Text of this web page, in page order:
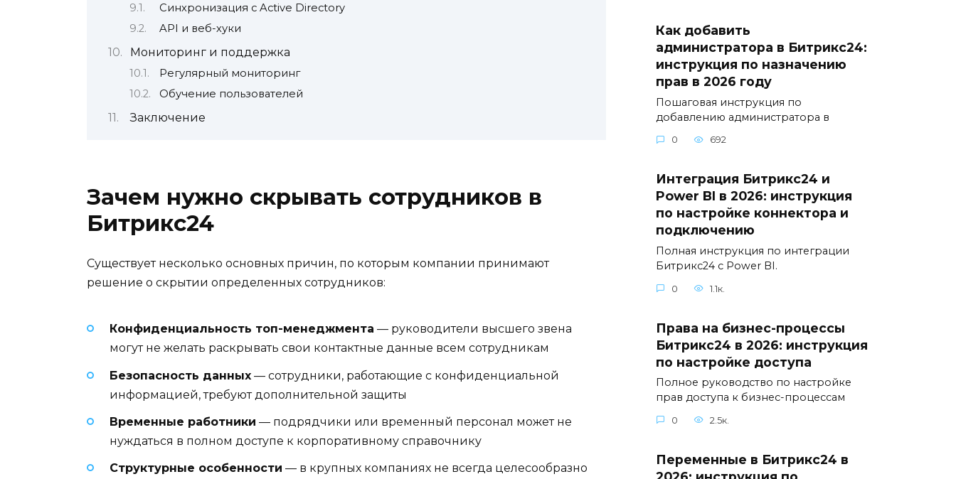
Синхронизация с Active Directory
API и веб-хуки
Мониторинг и поддержка
Регулярный мониторинг
Обучение пользователей
Заключение
Зачем нужно скрывать сотрудников в
Битрикс24
Существует несколько основных причин, по которым компании принимают
решение о скрытии определенных сотрудников:
Конфиденциальность топ-менеджмента — руководители высшего звена
могут не желать раскрывать свои контактные данные всем сотрудникам
Безопасность данных — сотрудники, работающие с конфиденциальной
информацией, требуют дополнительной защиты
Временные работники — подрядчики или временный персонал может не
нуждаться в полном доступе к корпоративному справочнику
Структурные особенности — в крупных компаниях не всегда целесообразно
Как добавить
администратора в Битрикс24:
инструкция по назначению
прав в 2026 году
Пошаговая инструкция по
добавлению администратора в
0 692
Интеграция Битрикс24 и
Power BI в 2026: инструкция
по настройке коннектора и
подключению
Полная инструкция по интеграции
Битрикс24 с Power BI.
0 1.1к.
Права на бизнес-процессы
Битрикс24 в 2026: инструкция
по настройке доступа
Полное руководство по настройке
прав доступа к бизнес-процессам
0 2.5к.
Переменные в Битрикс24 в